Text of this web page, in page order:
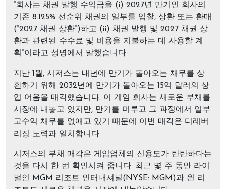
“회사는 채권 발행 수익금을 (i) 2027년 만기인 회사의
기존 8.125% 선순위 채권의 일부를 입찰, 상환 또는 환매
(“2027 채권 상환”)하고 (ii) 채권 발행 및 2027 채권 상
환과 관련된 수수료 및 비용을 지불하는 데 사용할 계
획”이라고 성명에서 말했습니다.
지난 1월, 시저스는 내년에 만기가 돌아오는 채무를 상
환하기 위해 2032년에 만기가 돌아오는 15억 달러의 상
업 어음을 매각했습니다. 이 게임 회사는 새로운 부채를
시장에 내놓고 있지만, 만기를 미루고 그 과정에서 일부
고수익 채무를 없애고 있기 때문에 이번 매각은 디레버
리징 노력과 일치합니다.
시저스의 부채 매각은 게임업체의 신용도가 탄탄하다는
것을 다시 한 번 확인시켜 줍니다. 최근 몇 주 동안 라이
벌인 MGM 리조트 인터내셔널(NYSE: MGM)과 윈 리